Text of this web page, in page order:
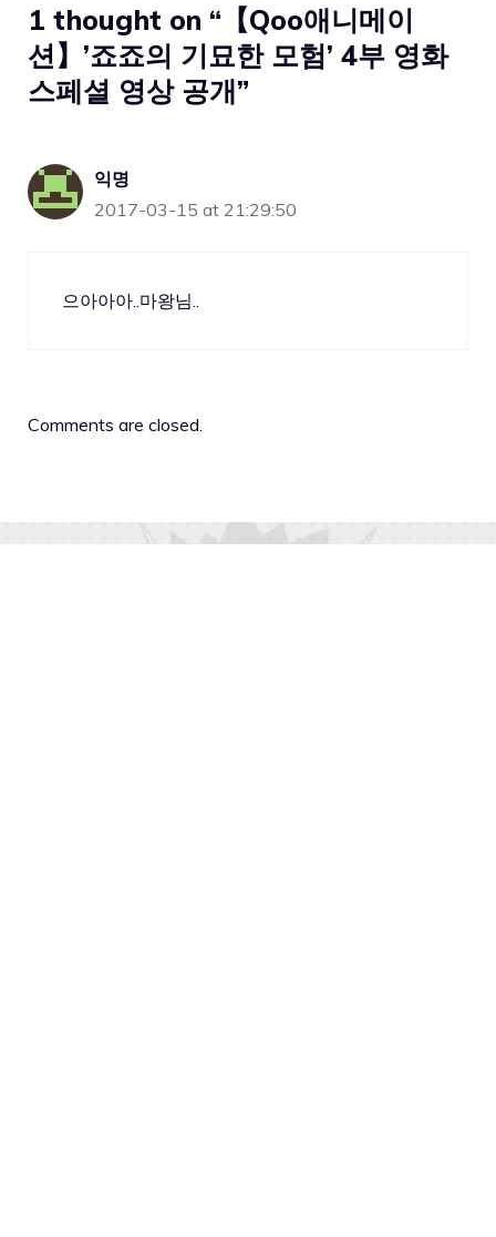
1 thought on “【Qoo애니메이
션】’죠죠의 기묘한 모험’ 4부 영화
스페셜 영상 공개”
익명
2017-03-15 at 21:29:50
으아아아..마왕님..
Comments are closed.